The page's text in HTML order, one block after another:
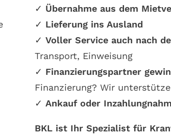
✓ Übernahme aus dem
✓ Lieferung ins Ausland
✓ Voller Service auch nach
Transport, Einweisung
✓ Finanzierungspartner
Finanzierung? Wir
✓ Ankauf oder
BKL ist Ihr Spezialist für